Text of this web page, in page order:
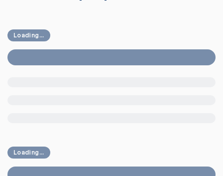
Loading...
Loading...